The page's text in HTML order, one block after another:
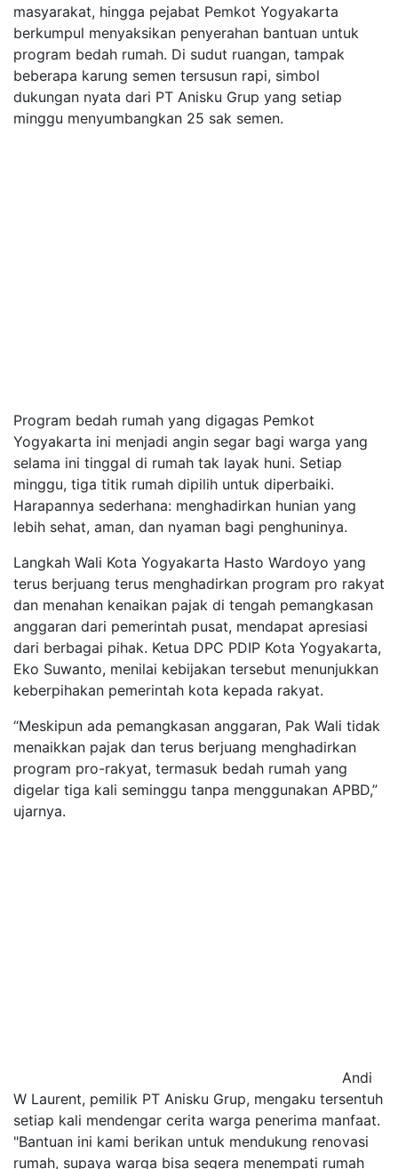
masyarakat, hingga pejabat Pemkot Yogyakarta
berkumpul menyaksikan penyerahan bantuan untuk
program bedah rumah. Di sudut ruangan, tampak
beberapa karung semen tersusun rapi, simbol
dukungan nyata dari PT Anisku Grup yang setiap
minggu menyumbangkan 25 sak semen.
Program bedah rumah yang digagas Pemkot
Yogyakarta ini menjadi angin segar bagi warga yang
selama ini tinggal di rumah tak layak huni. Setiap
minggu, tiga titik rumah dipilih untuk diperbaiki.
Harapannya sederhana: menghadirkan hunian yang
lebih sehat, aman, dan nyaman bagi penghuninya.
Langkah Wali Kota Yogyakarta Hasto Wardoyo yang
terus berjuang terus menghadirkan program pro rakyat
dan menahan kenaikan pajak di tengah pemangkasan
anggaran dari pemerintah pusat, mendapat apresiasi
dari berbagai pihak. Ketua DPC PDIP Kota Yogyakarta,
Eko Suwanto, menilai kebijakan tersebut menunjukkan
keberpihakan pemerintah kota kepada rakyat.
“Meskipun ada pemangkasan anggaran, Pak Wali tidak
menaikkan pajak dan terus berjuang menghadirkan
program pro-rakyat, termasuk bedah rumah yang
digelar tiga kali seminggu tanpa menggunakan APBD,”
ujarnya.
Andi
W Laurent, pemilik PT Anisku Grup, mengaku tersentuh
setiap kali mendengar cerita warga penerima manfaat.
"Bantuan ini kami berikan untuk mendukung renovasi
rumah, supaya warga bisa segera menempati rumah